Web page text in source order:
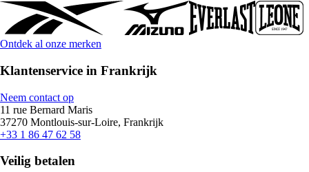
Ontdek al onze merken
Klantenservice in Frankrijk
Neem contact op
11 rue Bernard Maris
37270 Montlouis-sur-Loire, Frankrijk
+33 1 86 47 62 58
Veilig betalen